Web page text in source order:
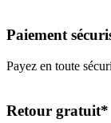
Paiement
Payez en toute
Retour gratuit*